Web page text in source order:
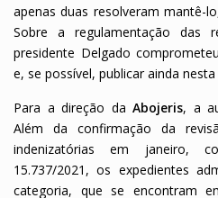
apenas duas resolveram mantê-
Sobre a regulamentação das
presidente Delgado
e, se possível, publicar ainda
Para a direção daAbojeris, a
Além da confirmação da
indenizatórias em janeiro,
15.737/2021, os expedientes
categoria, que se encontram